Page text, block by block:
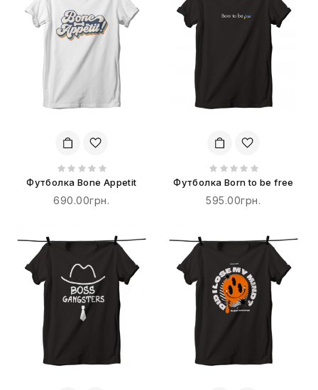
Футболка Bone Appetit
690.00грн.
Футболка Born to be free
595.00грн.